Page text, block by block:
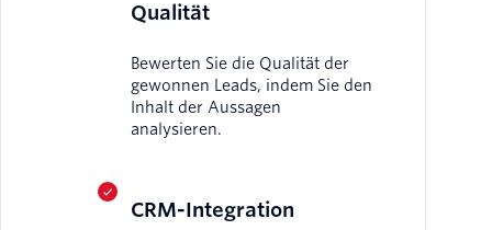
Qualität
Bewerten Sie die Qualität der
gewonnen Leads, indem Sie den
Inhalt der Aussagen
analysieren.
CRM-Integration